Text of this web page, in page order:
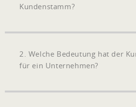
Kundenstamm?
2. Welche Bedeutung hat der
für ein Unternehmen?